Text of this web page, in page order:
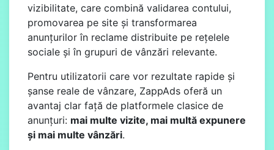
vizibilitate, care combină validarea contului,
promovarea pe site și transformarea
anunțurilor în reclame distribuite pe rețelele
sociale și în grupuri de vânzări relevante.
Pentru utilizatorii care vor rezultate rapide și
șanse reale de vânzare, ZappAds oferă un
avantaj clar față de platformele clasice de
anunțuri: mai multe vizite, mai multă expunere
și mai multe vânzări.